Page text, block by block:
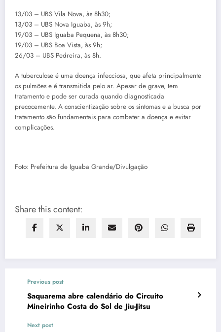
13/03 – UBS Vila Nova, às 8h30;
13/03 – UBS Nova Iguaba, às 9h;
19/03 – UBS Iguaba Pequena, às 8h30;
19/03 – UBS Boa Vista, às 9h;
26/03 – UBS Pedreira, às 8h.
A tuberculose é uma doença infecciosa, que afeta principalmente
os pulmões e é transmitida pelo ar. Apesar de grave, tem
tratamento e pode ser curada quando diagnosticada
precocemente. A conscientização sobre os sintomas e a busca por
tratamento são fundamentais para combater a doença e evitar
complicações.
Foto: Prefeitura de Iguaba Grande/Divulgação
Share this content:
Previous post
Saquarema abre calendário do Circuito
Mineirinho Costa do Sol de Jiu-Jitsu
Next post